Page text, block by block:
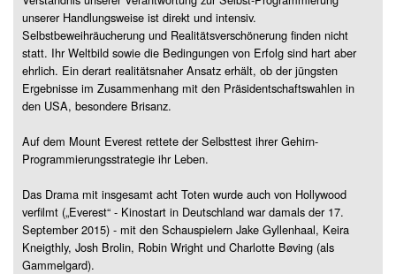
unserer Handlungsweise ist direkt und intensiv.
Selbstbeweihräucherung und Realitätsverschönerung finden nicht
statt. Ihr Weltbild sowie die Bedingungen von Erfolg sind hart aber
ehrlich. Ein derart realitätsnaher Ansatz erhält, ob der jüngsten
Ergebnisse im Zusammenhang mit den Präsidentschaftswahlen in
den USA, besondere Brisanz.
Auf dem Mount Everest rettete der Selbsttest ihrer Gehirn-
Programmierungsstrategie ihr Leben.
Das Drama mit insgesamt acht Toten wurde auch von Hollywood
verfilmt („Everest“ - Kinostart in Deutschland war damals der 17.
September 2015) - mit den Schauspielern Jake Gyllenhaal, Keira
Kneigthly, Josh Brolin, Robin Wright und Charlotte Bøving (als
Gammelgard).